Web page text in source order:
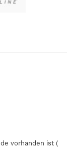
vorhanden ist (